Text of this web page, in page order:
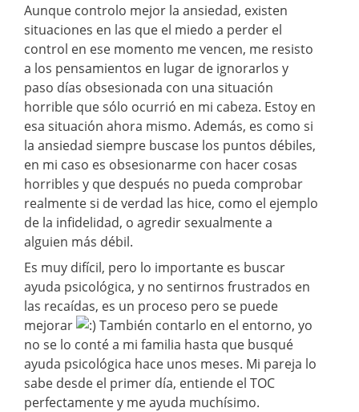
Aunque controlo mejor la ansiedad, existen
situaciones en las que el miedo a perder el
control en ese momento me vencen, me resisto
a los pensamientos en lugar de ignorarlos y
paso días obsesionada con una situación
horrible que sólo ocurrió en mi cabeza. Estoy en
esa situación ahora mismo. Además, es como si
la ansiedad siempre buscase los puntos débiles,
en mi caso es obsesionarme con hacer cosas
horribles y que después no pueda comprobar
realmente si de verdad las hice, como el ejemplo
de la infidelidad, o agredir sexualmente a
alguien más débil.
Es muy difícil, pero lo importante es buscar
ayuda psicológica, y no sentirnos frustrados en
las recaídas, es un proceso pero se puede
mejorar
También contarlo en el entorno, yo
no se lo conté a mi familia hasta que busqué
ayuda psicológica hace unos meses. Mi pareja lo
sabe desde el primer día, entiende el TOC
perfectamente y me ayuda muchísimo.